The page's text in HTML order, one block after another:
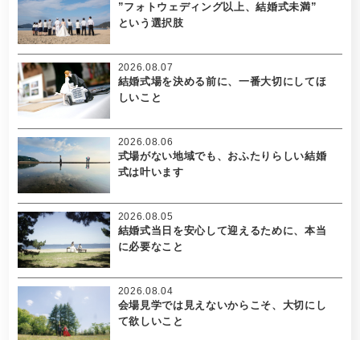
”フォトウェディング以上、結婚式未満”
という選択肢
結婚式場を決める前に、一番大切にしてほ
しいこと
2026.08.07
式場がない地域でも、おふたりらしい結婚
式は叶います
2026.08.06
結婚式当日を安心して迎えるために、本当
に必要なこと
2026.08.05
会場見学では見えないからこそ、大切にし
て欲しいこと
2026.08.04